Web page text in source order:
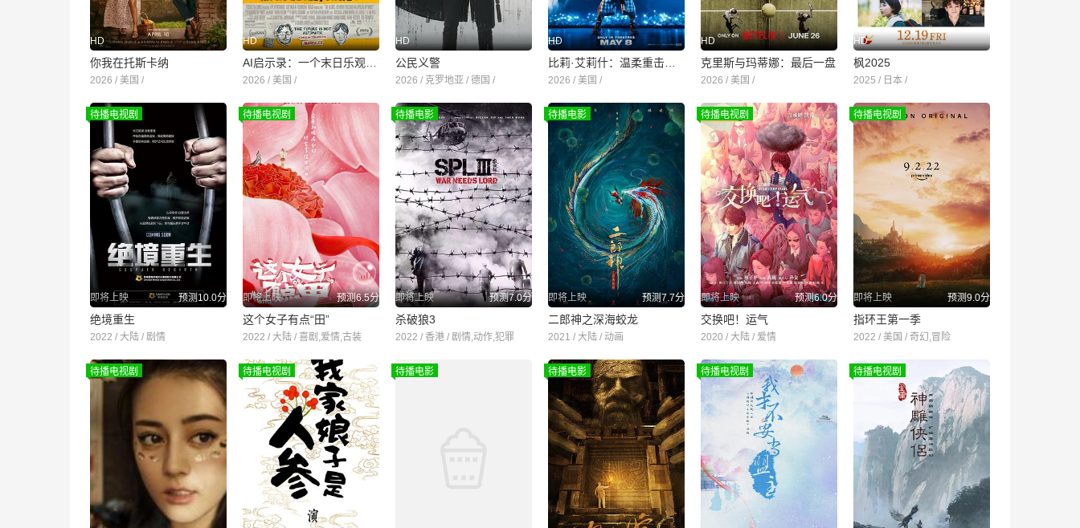
HD
你我在托斯卡纳
2026 / 美国 /
HD
2026 / 美国 /
HD
公民义警
2026 / 克罗地亚 / 德国 /
HD
2026 / 美国 /
HD
克里斯与玛蒂娜：最后一盘
2026 / 美国 /
HD
枫2025
2025 / 日本 /
待播电视剧
即将上映 预测10.0分
绝境重生
2022 / 大陆 / 剧情
待播电视剧
即将上映 预测6.5分
这个女子有点“田”
2022 / 大陆 / 喜剧,爱情,古装
待播电影
即将上映 预测7.0分
杀破狼3
2022 / 香港 / 剧情,动作,犯罪
待播电影
即将上映 预测7.7分
二郎神之深海蛟龙
2021 / 大陆 / 动画
待播电视剧
即将上映 预测6.0分
交换吧！运气
2020 / 大陆 / 爱情
待播电视剧
即将上映 预测9.0分
指环王第一季
2022 / 美国 / 奇幻,冒险
待播电视剧 待播电视剧 待播电影 待播电影 待播电视剧 待播电视剧